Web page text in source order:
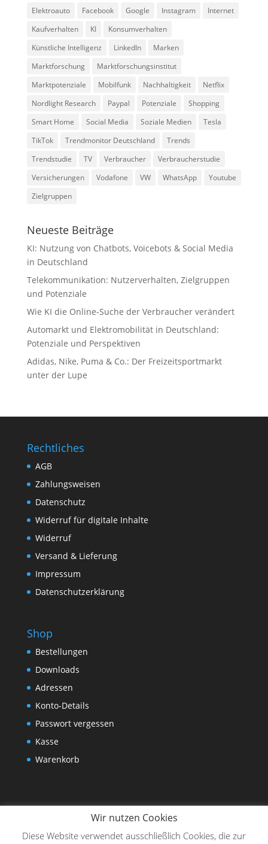
Elektroauto
Facebook Google Instagram
Internet
Kaufverhalten
KI
Konsumverhalten
Künstliche Intelligenz
LinkedIn
Marken
Marktforschung
Marktforschungsinstitut
Marktpotenziale
Mobilfunk Nachhaltigkeit
Netflix
Nordlight Research
Paypal Potenziale
Shopping
Smart Home
Social Media Soziale Medien
Tesla
TikTok
Trendmonitor Deutschland
Trends
Trendstudie
TV Verbraucher
Verbraucherstudie
Versicherungen
Vodafone VW WhatsApp
Youtube
Zielgruppen
Neueste Beiträge
KI: Nutzung von Chatbots, Voicebots & Social Media
in Deutschland
Telekommunikation: Nutzerverhalten, Zielgruppen
und Potenziale
Wie KI die Online-Suche der Verbraucher verändert
Automarkt und Elektromobilität in Deutschland:
Potenziale und Perspektiven
Adidas, Nike, Puma & Co.: Der Freizeitsportmarkt
unter der Lupe
Rechtliches
AGB
Zahlungsweisen
Datenschutz
Widerruf für digitale Inhalte
Widerruf
Versand & Lieferung
Impressum
Datenschutzerklärung
Shop
Bestellungen
Downloads
Adressen
Konto-Details
Passwort vergessen
Kasse
Warenkorb
Wir nutzen Cookies
Diese Website verwendet ausschließlich Cookies, die zur